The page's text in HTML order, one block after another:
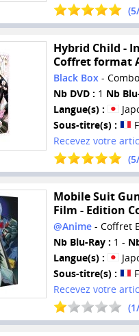
(5/
Hybrid Child -
Coffret format
Black Box-
Nb DVD : 1 Nb
Langue(s) :
Sous-titre(s) :
Recevez votre
(5/
Mobile Suit
Film - Edition
@Anime- Coffret
Nb Blu-Ray : 1 -
Langue(s) :
Sous-titre(s) :
Recevez votre
(1/